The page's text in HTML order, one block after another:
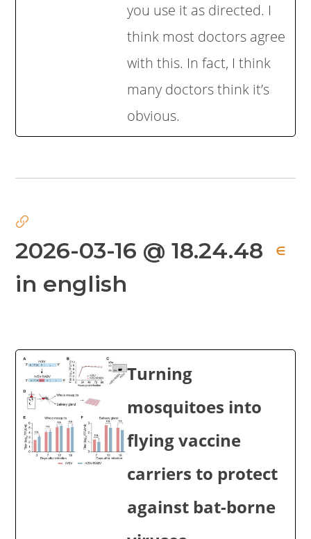
you use it as directed. I
think most doctors agree
with this. In fact, I think
many doctors think it’s
obvious.
2026-03-16 @ 18.24.48 ∈
in english
Turning
mosquitoes into
flying vaccine
carriers to protect
against bat-borne